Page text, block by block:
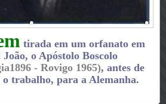
tirada em um orfanato em
o Apóstolo Boscolo
- Rovigo 1965), antes de
trabalho, para a Alemanha.